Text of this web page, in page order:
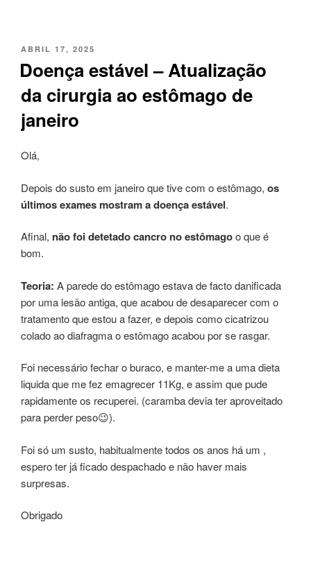
PUBLICADO
ABRIL 17, 2025
Doença estável – Atualização
da cirurgia ao estômago de
janeiro
Olá,
Depois do susto em janeiro que tive com o estômago, os
últimos exames mostram a doença estável.
Afinal, não foi detetado cancro no estômagoo que é
bom.
Teoria: A parede do estômago estava de facto danificada
por uma lesão antiga, que acabou de desaparecer com o
tratamento que estou a fazer, e depois como cicatrizou
colado ao diafragma o estômago acabou por se rasgar.
Foi necessário fechar o buraco, e manter-me a uma dieta
liquida que me fez emagrecer 11Kg, e assim que pude
rapidamente os recuperei. (caramba devia ter aproveitado
para perder peso😉).
Foi só um susto, habitualmente todos os anos há um ,
espero ter já ficado despachado e não haver mais
surpresas.
Obrigado